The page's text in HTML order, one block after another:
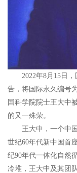
2022年8月15日，
告，将国际永久编号
国科学院院士王大中
的又一殊荣。
王大中，一个中国
世纪60年代新中国首
纪90年代一体化自然
冷堆，王大中及其团